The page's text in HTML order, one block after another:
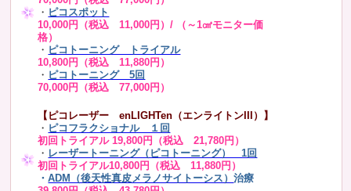
・ ピコスポット
10,000円（税込 11,000円）/ （～1㎠モニター価
格）
・ ピコトーニング トライアル
10,800円（税込 11,880円）
・ ピコトーニング 5回
70,000円（税込 77,000円）
【ピコレーザー enLIGHTen（エンライトンIII）】
・ ピコフラクショナル １回
初回トライアル 19,800円（税込 21,780円）
・ レーザートーニング（ピコトーニング） 1回
初回トライアル10,800円（税込 11,880円）
・ADM（後天性真皮メラノサイトーシス）治療